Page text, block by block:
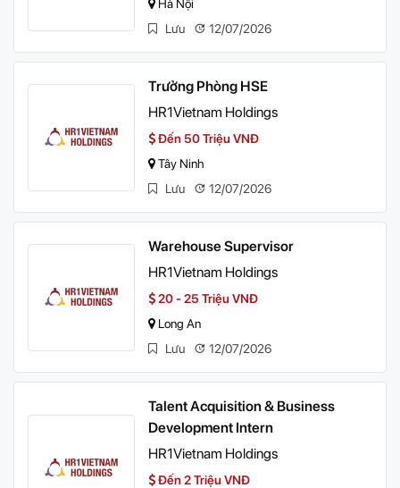
Hà Nội
Lưu
12/07/2026
Trưởng Phòng HSE
HR1Vietnam Holdings
Đến 50 Triệu VNĐ
Tây Ninh
Lưu
12/07/2026
Warehouse Supervisor
HR1Vietnam Holdings
20 - 25 Triệu VNĐ
Long An
Lưu
12/07/2026
Talent Acquisition & Business
Development Intern
HR1Vietnam Holdings
Đến 2 Triệu VNĐ